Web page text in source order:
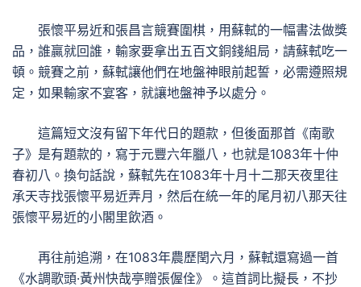
張懷平易近和張昌言競賽圍棋，用蘇軾的一幅書法做獎
品，誰贏就回誰，輸家要拿出五百文銅錢組局，請蘇軾吃一
頓。競賽之前，蘇軾讓他們在地盤神眼前起誓，必需遵照規
定，如果輸家不宴客，就讓地盤神予以處分。
這篇短文沒有留下年代日的題款，但後面那首《南歌
子》是有題款的，寫于元豐六年臘八，也就是1083年十仲
春初八。換句話說，蘇軾先在1083年十月十二那天夜里往
承天寺找張懷平易近弄月，然后在統一年的尾月初八那天往
張懷平易近的小閣里飲酒。
再往前追溯，在1083年農歷閏六月，蘇軾還寫過一首
《水調歌頭·黃州快哉亭贈張偓佺》。這首詞比擬長，不抄